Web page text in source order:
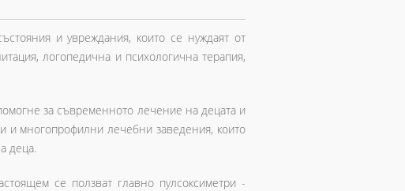
и увреждания, които се нуждаят от
логопедична и психологична терапия,
за съвременното лечение на децата и
и многопрофилни лечебни заведения, които
деца.
се ползват главно пулсоксиметри -